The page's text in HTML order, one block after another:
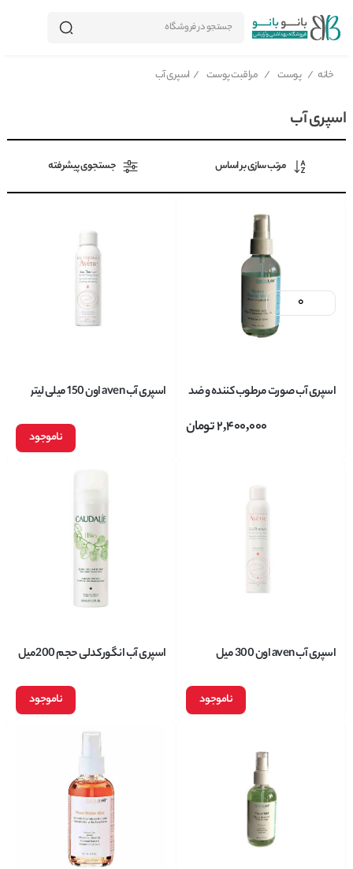
جستجو در فروشگاه
خانه / پوست / مراقبت پوست / اسپری آب
اسپری آب
مرتب سازی بر اساس جستجوی پیشرفته
اسپری آب صورت مرطوب کننده و ضد
2,400,000تومان
اسپری آب aven اون 150 میلی لیتر
ناموجود
اسپری آب aven اون 300 میل
ناموجود
اسپری آب انگور کدلی حجم 200میل
ناموجود